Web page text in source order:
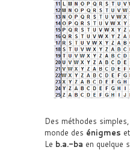
Des méthodes
monde des énigmes
Le b.a.-ba en quelque